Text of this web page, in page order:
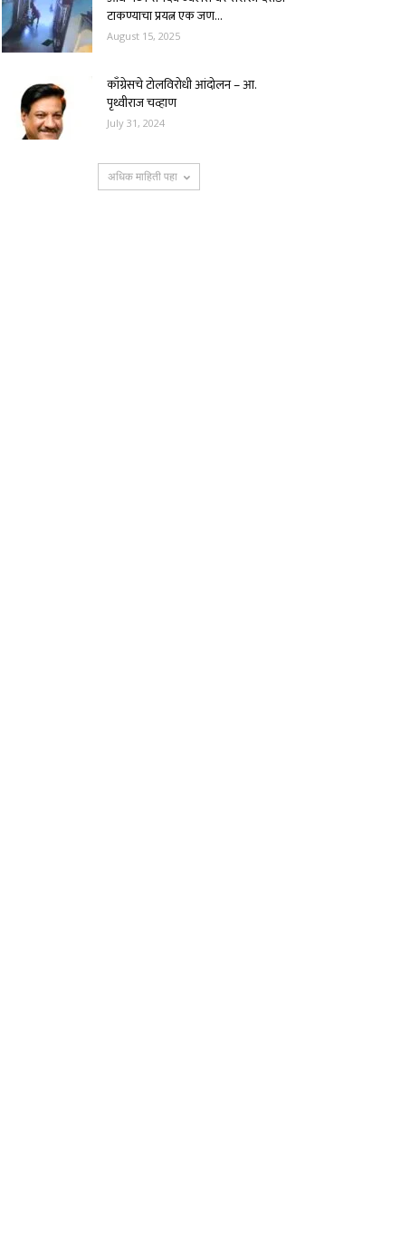
टाकण्याचा प्रयत्न एक जण...
August 15, 2025
काँग्रेसचे टोलविरोधी आंदोलन – आ.
पृथ्वीराज चव्हाण
July 31, 2024
अधिक माहिती पहा